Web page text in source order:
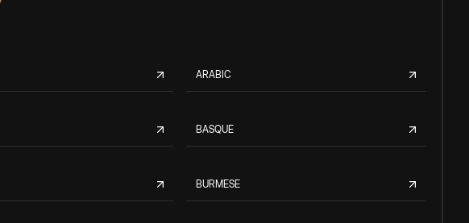
ARABIC
BASQUE
BURMESE